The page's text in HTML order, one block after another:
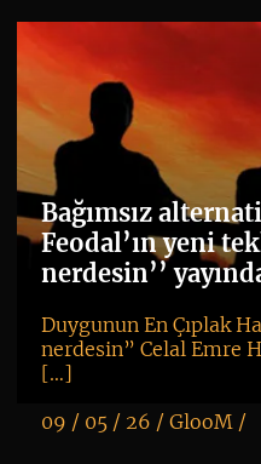
Bağımsız
Feodal’ın yeni
nerdesin’’
Duygunun En Çıplak
nerdesin” Celal Emre
[…]
09 / 05 / 26 / GlooM/